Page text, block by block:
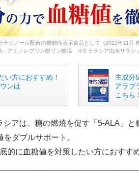
シノール配合の機能性表示食品として（2021年11月
アミノレブリン酸リン酸塩 ※3 サラシア由来サラシ
い方におすすめ！
ンは
主成分
アラプ
こちら
シアは、糖の燃焼を促す「5-ALA」
ダブルサポート。
的に血糖値を対策したい方におすすめ